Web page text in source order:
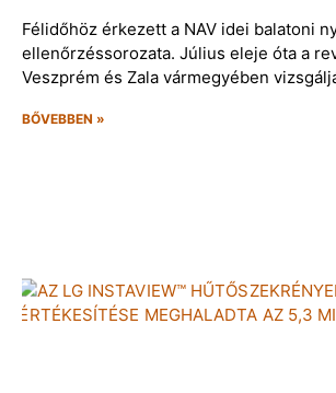
Félidőhöz érkezett a NAV idei balatoni
ellenőrzéssorozata. Július eleje óta a
Veszprém és Zala vármegyében
BŐVEBBEN »